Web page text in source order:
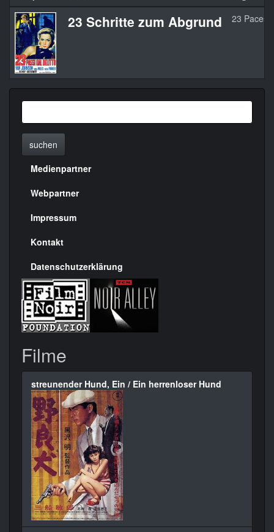
23 Schritte zum Abgrund 23 Paces
suchen
Menülinks
rechte
Seite
Medienpartner
Webpartner
Impressum
Kontakt
Datenschutzerklärung
Filme
streunender Hund, Ein / Ein herrenloser Hund